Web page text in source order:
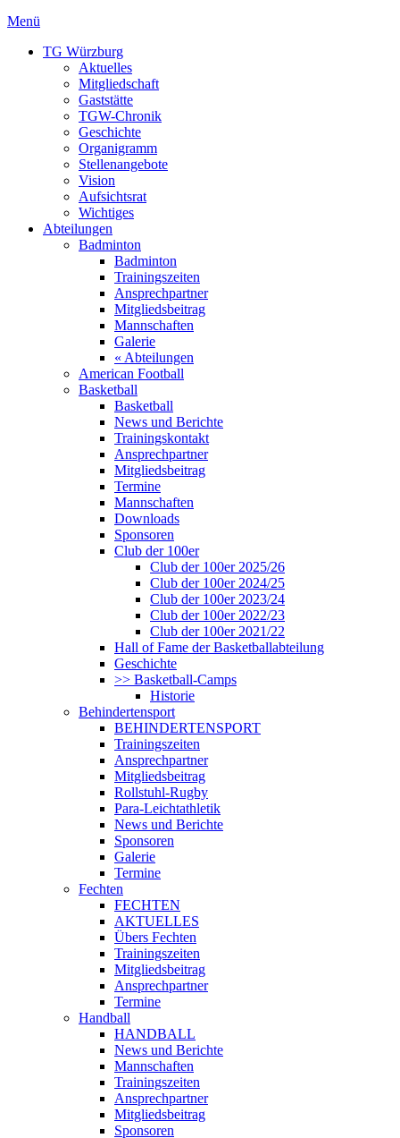
Menü
TG Würzburg
Aktuelles
Mitgliedschaft
Gaststätte
TGW-Chronik
Geschichte
Organigramm
Stellenangebote
Vision
Aufsichtsrat
Wichtiges
Abteilungen
Badminton
Badminton
Trainingszeiten
Ansprechpartner
Mitgliedsbeitrag
Mannschaften
Galerie
« Abteilungen
American Football
Basketball
Basketball
News und Berichte
Trainingskontakt
Ansprechpartner
Mitgliedsbeitrag
Termine
Mannschaften
Downloads
Sponsoren
Club der 100er
Club der 100er 2025/26
Club der 100er 2024/25
Club der 100er 2023/24
Club der 100er 2022/23
Club der 100er 2021/22
Hall of Fame der Basketballabteilung
Geschichte
>> Basketball-Camps
Historie
Behindertensport
BEHINDERTENSPORT
Trainingszeiten
Ansprechpartner
Mitgliedsbeitrag
Rollstuhl-Rugby
Para-Leichtathletik
News und Berichte
Sponsoren
Galerie
Termine
Fechten
FECHTEN
AKTUELLES
Übers Fechten
Trainingszeiten
Mitgliedsbeitrag
Ansprechpartner
Termine
Handball
HANDBALL
News und Berichte
Mannschaften
Trainingszeiten
Ansprechpartner
Mitgliedsbeitrag
Sponsoren